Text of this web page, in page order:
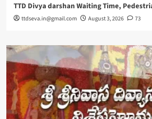
TTD Divya darshan Waiting Time,
ttdseva.in@gmail.com August 3, 2026 73